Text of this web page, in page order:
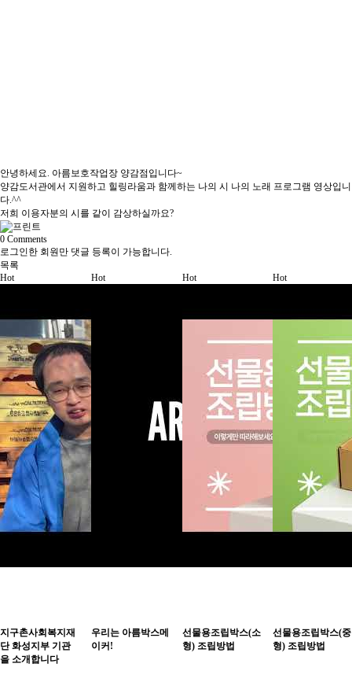
안녕하세요. 아름보호작업장 양감점입니다~
양감도서관에서 지원하고 힐링라움과 함께하는 나의 시 나의 노래 프로그램 영상입니
다.^^
저희 이용자분의 시를 같이 감상하실까요?
0 Comments
로그인한 회원만 댓글 등록이 가능합니다.
목록
Hot
지구촌사회복지재
단 화성지부 기관
을 소개합니다
Hot
우리는 아름박스메
이커!
Hot
선물용조립박스(소
형) 조립방법
Hot
선물용조립박스(중
형) 조립방법